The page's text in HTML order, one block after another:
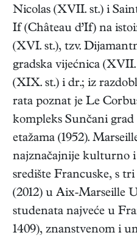
Nicolas (XVII. st.) i
If (Château d’If) na
(XVI. st.), tzv.
gradska vijećnica
(XIX. st.) i dr.; iz
rata poznat je Le
kompleks Sunčani grad
etažama (1952).
najznačajnije kulturno
središte Francuske, s
(2012) u Aix-Marseille
studenata najveće u
1409), znanstvenom i